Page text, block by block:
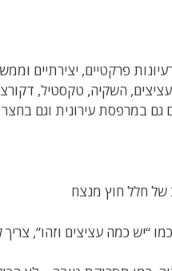
פרקטיים, יצירתיים וממש
השקיה, טקסטיל,
גם במרפסת עירונית וגם
של חלל חוץ מנצח
“יש כמה עציצים וזהו”,